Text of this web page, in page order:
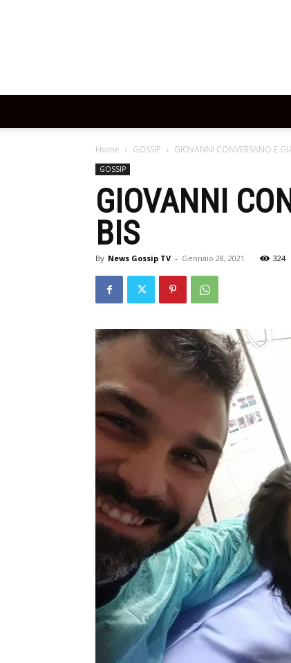
Home GOSSIP GIOVANNI CONVERSANO E
GOSSIP
GIOVANNI
BIS
By News Gossip TV - Gennaio 28, 2021 324